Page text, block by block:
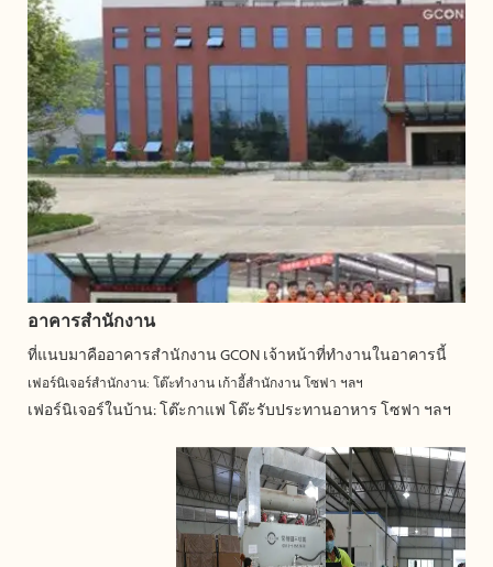
อาคารสำนักงาน
ที่แนบมาคืออาคารสำนักงาน GCON เจ้าหน้าที่ทำงานในอาคารนี้
เฟอร์นิเจอร์สำนักงาน: โต๊ะทำงาน เก้าอี้สำนักงาน โซฟา ฯลฯ
เฟอร์นิเจอร์ในบ้าน: โต๊ะกาแฟ โต๊ะรับประทานอาหาร โซฟา ฯลฯ